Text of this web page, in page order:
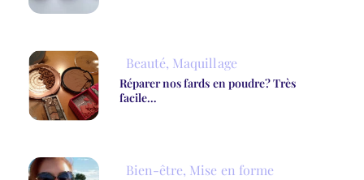
Beauté, Maquillage
Réparer nos fards en poudre? Très
facile…
Bien-être, Mise en forme